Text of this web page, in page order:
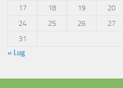
17
18 19 20
24
25 26 27
31
« Lug